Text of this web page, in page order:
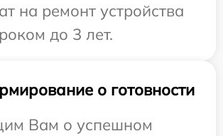
на ремонт устройства
до 3 лет.
о готовности
Вам о успешном